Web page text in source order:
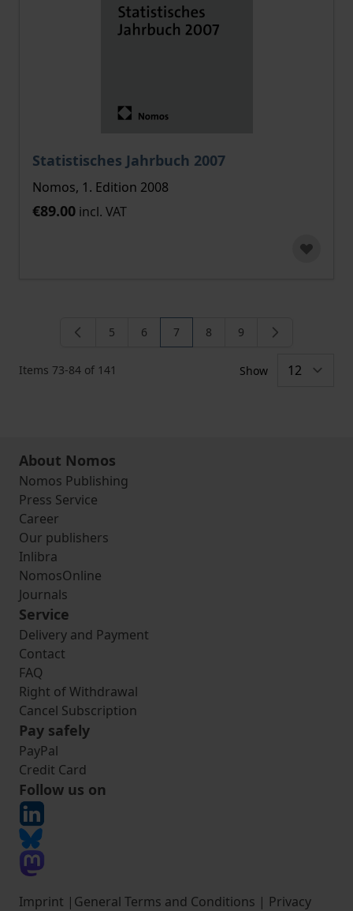
Statistisches Jahrbuch 2007
Nomos, 1. Edition 2008
€89.00 incl. VAT
Items 73-84 of 141
Page
5 Page
6 You're currently reading page
7 Page
8 Page
9
Show
About Nomos
Nomos Publishing
Press Service
Career
Our publishers
Inlibra
NomosOnline
Journals
Service
Delivery and Payment
Contact
FAQ
Right of Withdrawal
Cancel Subscription
Pay safely
PayPal
Credit Card
Follow us on
Imprint | General Terms and Conditions | Privacy